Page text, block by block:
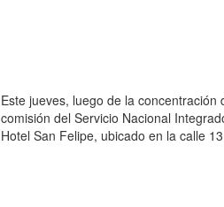
Este jueves, luego de la
comisión del Servicio Nacional
Hotel San Felipe, ubicado en la calle